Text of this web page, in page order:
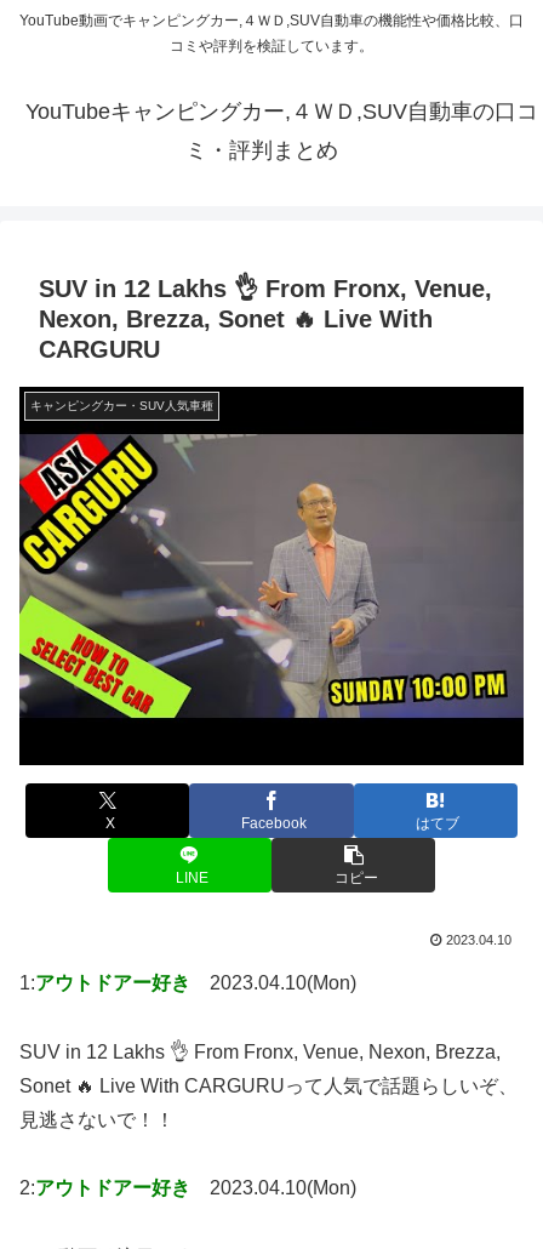
YouTube動画でキャンピングカー,４ＷＤ,SUV自動車の機能性や価格比較、口
コミや評判を検証しています。
YouTubeキャンピングカー,４ＷＤ,SUV自動車の口コ
ミ・評判まとめ
SUV in 12 Lakhs 👌 From Fronx, Venue,
Nexon, Brezza, Sonet 🔥 Live With
CARGURU
キャンピングカー・SUV人気車種
X Facebook はてブ
LINE コピー
2023.04.10
1:アウトドアー好き 2023.04.10(Mon)
SUV in 12 Lakhs 👌 From Fronx, Venue, Nexon, Brezza,
Sonet 🔥 Live With CARGURUって人気で話題らしいぞ、
見逃さないで！！
2:アウトドアー好き 2023.04.10(Mon)